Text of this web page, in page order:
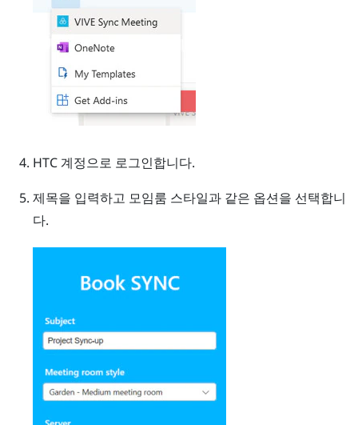
HTC 계정으로 로그인합니다.
제목을 입력하고 모임룸 스타일과 같은 옵션을 선택합니
다.